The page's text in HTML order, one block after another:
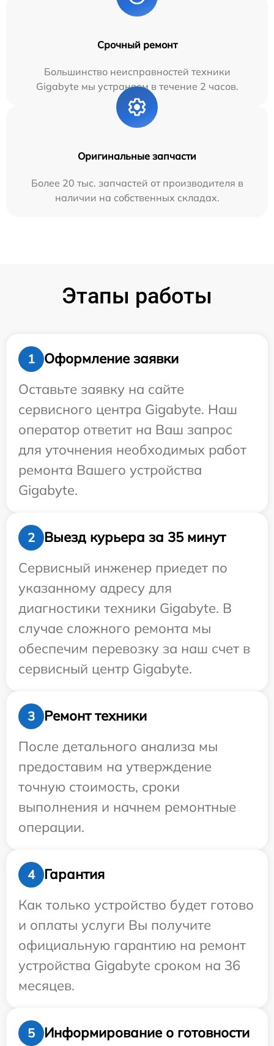
Срочный ремонт
Большинство неисправностей техники
Gigabyte мы устраняем в течение 2 часов.
Оригинальные запчасти
Более 20 тыс. запчастей от производителя в
наличии на собственных складах.
Этапы работы
1
Оформление заявки
Оставьте заявку на сайте
сервисного центра Gigabyte. Наш
оператор ответит на Ваш запрос
для уточнения необходимых работ
ремонта Вашего устройства
Gigabyte.
2
Выезд курьера за 35 минут
Сервисный инженер приедет по
указанному адресу для
диагностики техники Gigabyte. В
случае сложного ремонта мы
обеспечим перевозку за наш счет в
сервисный центр Gigabyte.
3
Ремонт техники
После детального анализа мы
предоставим на утверждение
точную стоимость, сроки
выполнения и начнем ремонтные
операции.
4
Гарантия
Как только устройство будет готово
и оплаты услуги Вы получите
официальную гарантию на ремонт
устройства Gigabyte сроком на 36
месяцев.
5 Информирование о готовности